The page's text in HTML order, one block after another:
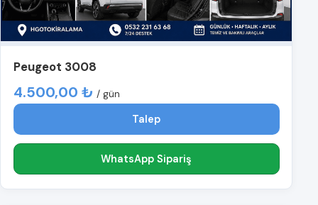
Peugeot 3008
4.500,00 ₺ / gün
Talep
WhatsApp Sipariş